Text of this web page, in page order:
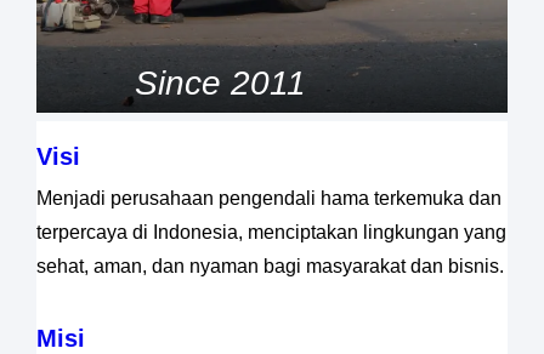
Since 2011
Visi
Menjadi perusahaan pengendali hama terkemuka dan
terpercaya di Indonesia, menciptakan lingkungan yang
sehat, aman, dan nyaman bagi masyarakat dan bisnis.
Misi